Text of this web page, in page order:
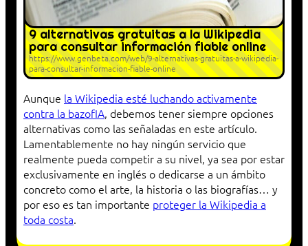
9 alternativas gratuitas a la Wikipedia
para consultar información fiable online
https://www.genbeta.com/web/9-alternativas-gratuitas-a-wikipedia-
para-consultar-informacion-fiable-online
Aunque la Wikipedia esté luchando activamente
contra la bazofIA, debemos tener siempre opciones
alternativas como las señaladas en este artículo.
Lamentablemente no hay ningún servicio que
realmente pueda competir a su nivel, ya sea por estar
exclusivamente en inglés o dedicarse a un ámbito
concreto como el arte, la historia o las biografías… y
por eso es tan importante proteger la Wikipedia a
toda costa.